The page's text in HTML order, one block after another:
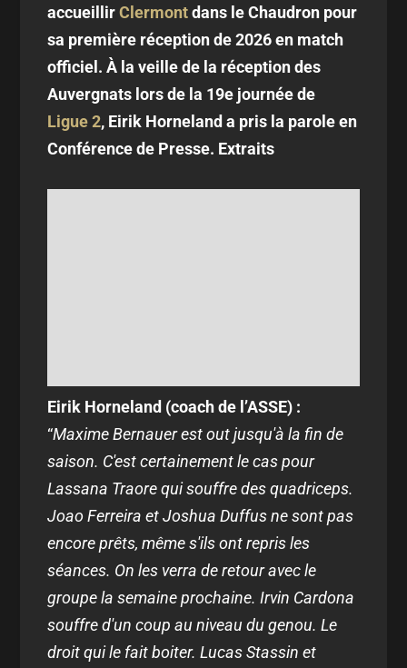
accueillirClermontdans le Chaudron pour
sa première réception de 2026 en match
officiel. À la veille de la réception des
Auvergnats lors de la 19e journée de
Ligue 2, Eirik Horneland a pris la parole en
Conférence de Presse. Extraits
Eirik Horneland (coach de l’ASSE) :
“Maxime Bernauer est out jusqu'à la fin de
saison. C'est certainement le cas pour
Lassana Traore qui souffre des quadriceps.
Joao Ferreira et Joshua Duffus ne sont pas
encore prêts, même s'ils ont repris les
séances. On les verra de retour avec le
groupe la semaine prochaine. Irvin Cardona
souffre d'un coup au niveau du genou. Le
droit qui le fait boiter. Lucas Stassin et